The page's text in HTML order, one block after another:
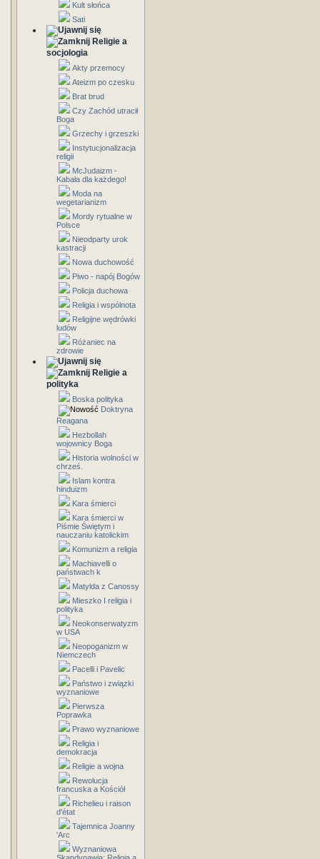
Kult słońca
Sati
Religie a
socjologia
Akty przemocy
Ateizm po czesku
Brat brud
Czy Zachód utracił
Boga
Grzechy i grzeszki
Instytucjonalizacja
religii
McJudaizm -
Kabała dla każdego!
Moda na
wegetarianizm
Mordy rytualne w
Polsce
Nieodparty urok
kastracji
Nowa duchowość
Piwo - napój Bogów
Policja duchowa
Religia i wspólnota
Religijne wędrówki
ludów
Różaniec na
zdrowie
Religie a
polityka
Boska polityka
Doktryna
Reagana
Hezbollah
wojownicy Boga
Historia wolności w
chrześ.
Islam kontra
hinduizm
Kara śmierci
Kara śmierci w
Piśmie Świętym i
nauczaniu katolickim
Komunizm a religia
Machiavelli o
państwach k
Matylda z Canossy
Mieszko I religia i
polityka
Neokonserwatyzm
w USA
Neopoganizm w
Niemczech
Pacelli i Pavelic
Państwo i związki
wyznaniowe
Pierwsza
Poprawka
Prawo wyznaniowe
Religia i
demokracja
Religie a wojna
Rewolucja
francuska a Kościół
Richelieu i raison
d'état
Tajemnica Joanny
'Arc
Wyznaniowa